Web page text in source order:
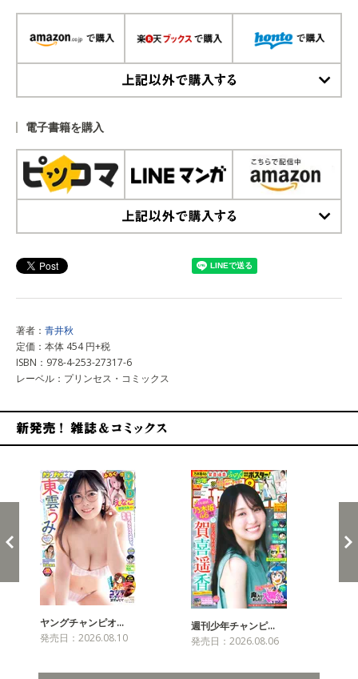
電子書籍を購入
著者： 青井秋
定価：本体 454 円+税
ISBN：978-4-253-27317-6
レーベル：プリンセス・コミックス
ヤングチャンピオ…
発売日：2026.08.10
週刊少年チャンピ…
発売日：2026.08.06